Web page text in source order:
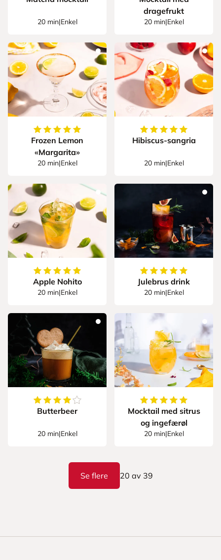
20 min|Enkel
dragefrukt
20 min|Enkel
5av5stjerner
Frozen Lemon
«Margarita»
20 min|Enkel
5av5stjerner
Hibiscus-sangria
20 min|Enkel
5av5stjerner
Apple Nohito
20 min|Enkel
5av5stjerner
Julebrus drink
20 min|Enkel
4.2av5 stjerner
Butterbeer
20 min|Enkel
5av5stjerner
Mocktail med sitrus
og ingefærøl
20 min|Enkel
Se flere 20 av 39